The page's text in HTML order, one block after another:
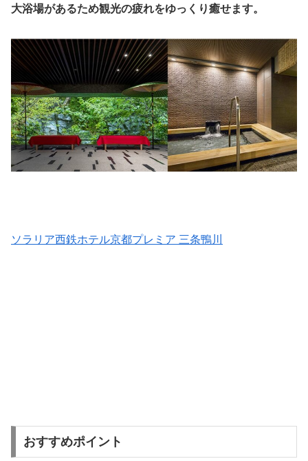
大浴場があるため観光の疲れをゆっくり癒せます。
ソラリア西鉄ホテル京都プレミア 三条鴨川
おすすめポイント